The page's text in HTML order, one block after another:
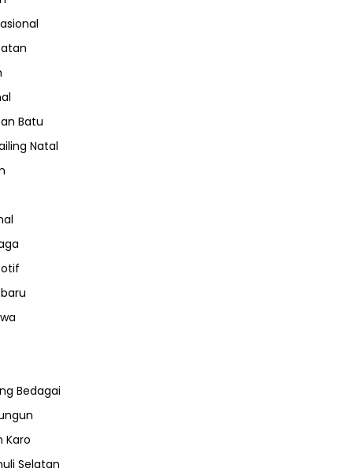
Batu
Natal
Bedagai
Karo
Selatan